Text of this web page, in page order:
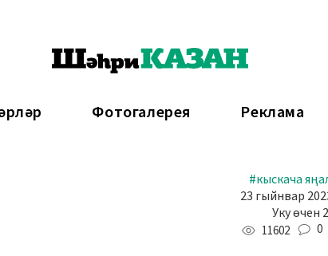
Фотогалерея Реклама
#кыскача
23 гыйнвар
Уку өчен
11602 0